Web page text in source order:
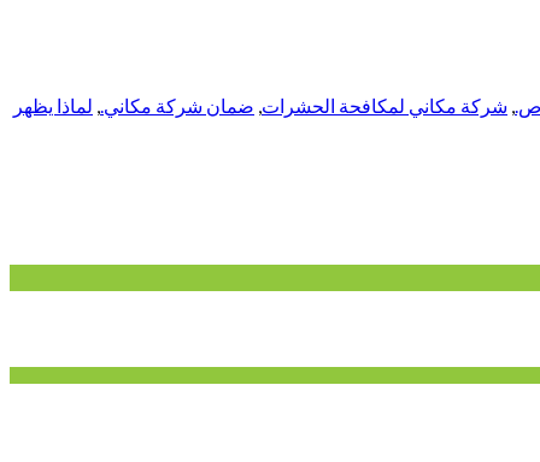
, شركة مكاني لمكافحة الحشرات, ضمان شركة مكاني., لماذا يظهر